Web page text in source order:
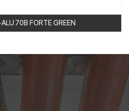
FORTE GREEN